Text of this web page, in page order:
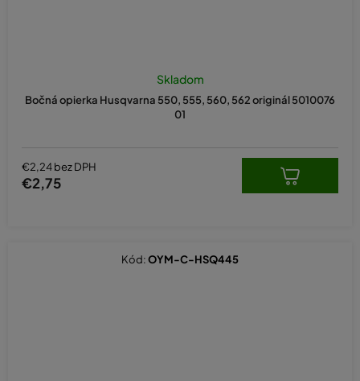
Bočná opierka Husqvarna 550, 555, 560, 562 originál 5010076
01
Skladom
€2,24 bez DPH
€2,75
Kód:OYM-C-HSQ445